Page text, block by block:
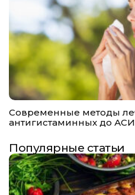
Современные методы
антигистаминных до
Популярные статьи